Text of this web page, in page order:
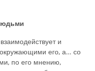
и
его, а… со
по его мнению,